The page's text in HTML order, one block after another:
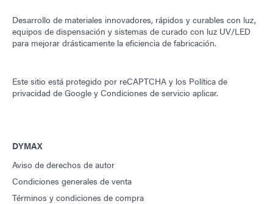
Desarrollo de materiales innovadores, rápidos y curables con luz,
equipos de dispensación y sistemas de curado con luz UV/LED
para mejorar drásticamente la eficiencia de fabricación.
Este sitio está protegido por reCAPTCHA y los Política de
privacidad de Google y Condiciones de servicio aplicar.
DYMAX
Aviso de derechos de autor
Condiciones generales de venta
Términos y condiciones de compra